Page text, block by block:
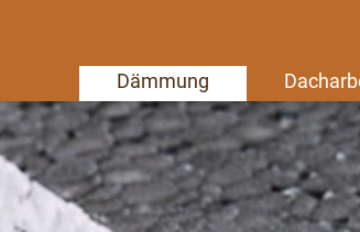
Dämmung